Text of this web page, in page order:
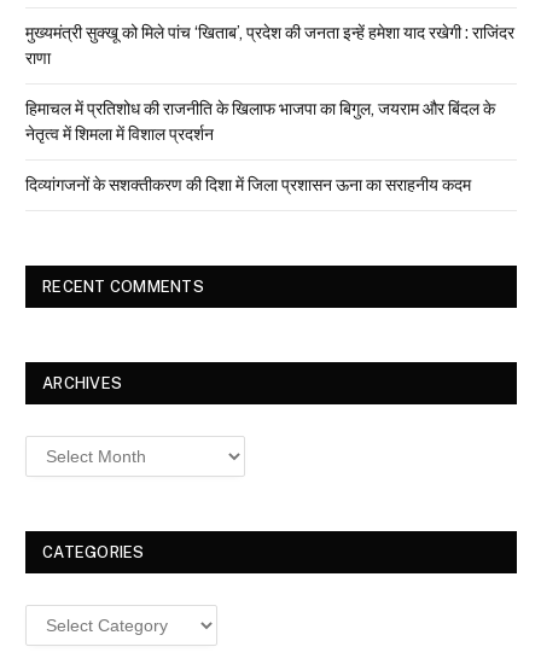
मुख्यमंत्री सुक्खू को मिले पांच ‘खिताब’, प्रदेश की जनता इन्हें हमेशा याद रखेगी : राजिंदर
राणा
हिमाचल में प्रतिशोध की राजनीति के खिलाफ भाजपा का बिगुल, जयराम और बिंदल के
नेतृत्व में शिमला में विशाल प्रदर्शन
दिव्यांगजनों के सशक्तीकरण की दिशा में जिला प्रशासन ऊना का सराहनीय कदम
RECENT COMMENTS
ARCHIVES
Archives
CATEGORIES
Categories